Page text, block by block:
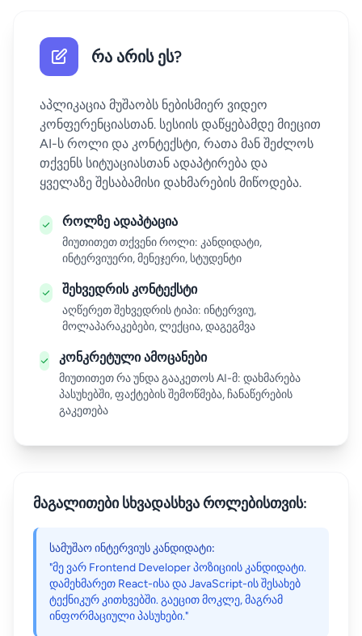
რა არის ეს?
აპლიკაცია მუშაობს ნებისმიერ ვიდეო
კონფერენციასთან. სესიის დაწყებამდე მიეცით
AI-ს როლი და კონტექსტი, რათა მან შეძლოს
თქვენს სიტუაციასთან ადაპტირება და
ყველაზე შესაბამისი დახმარების მიწოდება.
როლზე ადაპტაცია
მიუთითეთ თქვენი როლი: კანდიდატი,
ინტერვიუერი, მენეჯერი, სტუდენტი
შეხვედრის კონტექსტი
აღწერეთ შეხვედრის ტიპი: ინტერვიუ,
მოლაპარაკებები, ლექცია, დაგეგმვა
კონკრეტული ამოცანები
მიუთითეთ რა უნდა გააკეთოს AI-მ: დახმარება
პასუხებში, ფაქტების შემოწმება, ჩანაწერების
გაკეთება
მაგალითები სხვადასხვა როლებისთვის:
სამუშაო ინტერვიუს კანდიდატი:
"მე ვარ Frontend Developer პოზიციის კანდიდატი.
დამეხმარეთ React-ისა და JavaScript-ის შესახებ
ტექნიკურ კითხვებში. გაეცით მოკლე, მაგრამ
ინფორმაციული პასუხები."